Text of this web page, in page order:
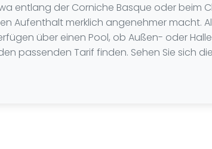
entlang der Corniche Basque oder beim
Aufenthalt merklich angenehmer macht.
über einen Pool, ob Außen- oder
passenden Tarif finden. Sehen Sie sich